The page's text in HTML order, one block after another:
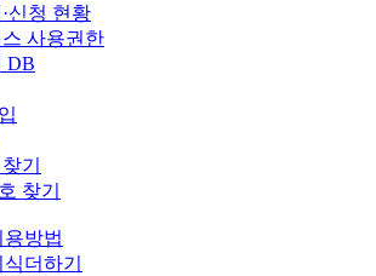
신청 현황
사용권한
DB
기
찾기
용방법
더하기